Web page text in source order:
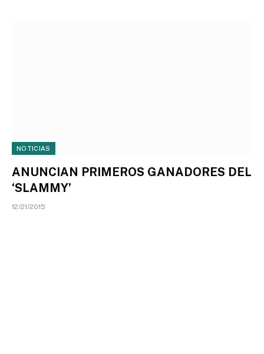
NOTICIAS
ANUNCIAN PRIMEROS GANADORES DEL
‘SLAMMY’
12/21/2015